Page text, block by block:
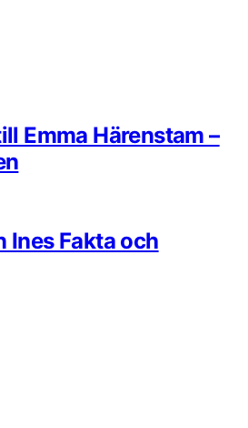
Emma Härenstam –
Ines Fakta och